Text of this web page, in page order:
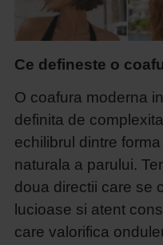
Ce defineste o
O coafura moderna
definita de
echilibrul dintre
naturala a parului.
doua directii care se
lucioase si atent
care valorifica